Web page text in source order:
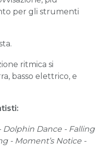
per gli strumenti
ritmica si
basso elettrico, e
Dolphin Dance - Falling
- Moment’s Notice -